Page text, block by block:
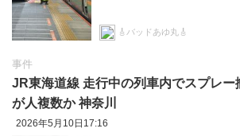
🎸バッドあゆ丸🎸
事件
JR東海道線 走行中の列車内でスプレー
が人複数か 神奈川
2026年5月10日17:16